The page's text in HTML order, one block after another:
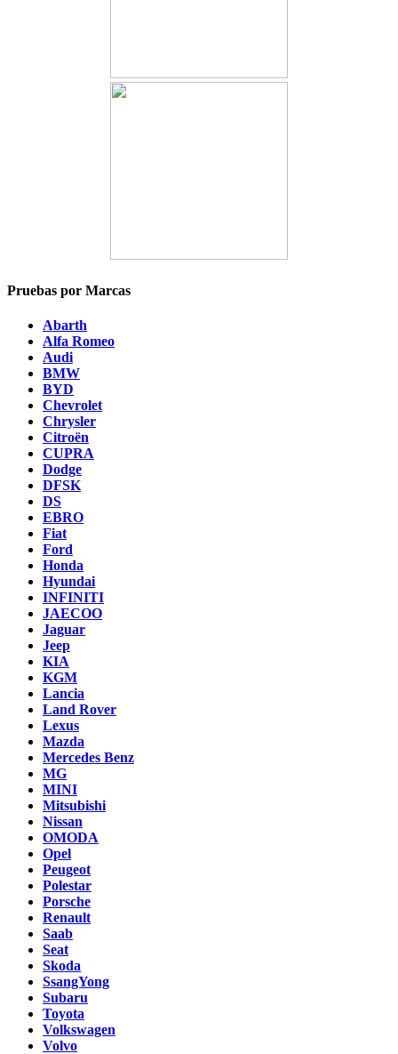
Pruebas por Marcas
Abarth
Alfa Romeo
Audi
BMW
BYD
Chevrolet
Chrysler
Citroën
CUPRA
Dodge
DFSK
DS
EBRO
Fiat
Ford
Honda
Hyundai
INFINITI
JAECOO
Jaguar
Jeep
KIA
KGM
Lancia
Land Rover
Lexus
Mazda
Mercedes Benz
MG
MINI
Mitsubishi
Nissan
OMODA
Opel
Peugeot
Polestar
Porsche
Renault
Saab
Seat
Skoda
SsangYong
Subaru
Toyota
Volkswagen
Volvo